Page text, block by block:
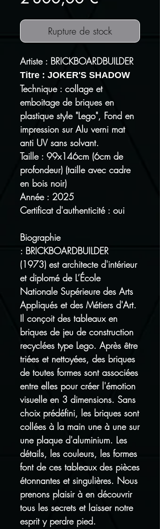
Rupture de stock
Artiste : BRICKBOARDBUILDER
Titre : JOKER'S SHADOW
Technique : collage et
emboitage de briques en
plastique style "Lego", Fond en
impression sur Alu verni mat
anti UV sans solvant.
Taille : 99x146cm (6cm de
profondeur) (taille avec cadre
en bois noir)
Année : 2025
Certificat d'authenticité : oui
Biographie
: BRICKBOARDBUILDER
(1973) est architecte d'intérieur
et diplomé de L’École
Nationale Supérieure des Arts
Appliqués et des Métiers d'Art.
Il conçoit des tableaux en
briques de jeu de construction
recyclées type Lego. Après être
triées et nettoyées, des briques
de toutes formes sont associées
entre elles pour créer l'émotion
visuelle en 3 dimensions. Sans
choix prédéfini, les briques sont
collées à la main une à une sur
une plaque d'aluminium. Les
détails, les couleurs, les formes
font de ces tableaux des pièces
étonnantes et singulières. Nous
prenons plaisir à en découvrir
tous les secrets et laisser notre
esprit y perdre pied.